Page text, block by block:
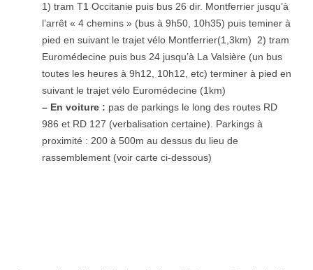
1) tram T1 Occitanie puis bus 26 dir. Montferrier jusqu’à
l’arrêt « 4 chemins » (bus à 9h50, 10h35) puis teminer à
pied en suivant le trajet vélo Montferrier(1,3km) 2) tram
Euromédecine puis bus 24 jusqu’à La Valsière (un bus
toutes les heures à 9h12, 10h12, etc) terminer à pied en
suivant le trajet vélo Euromédecine (1km)
– En voiture : pas de parkings le long des routes RD
986 et RD 127 (verbalisation certaine). Parkings à
proximité : 200 à 500m au dessus du lieu de
rassemblement (voir carte ci-dessous)